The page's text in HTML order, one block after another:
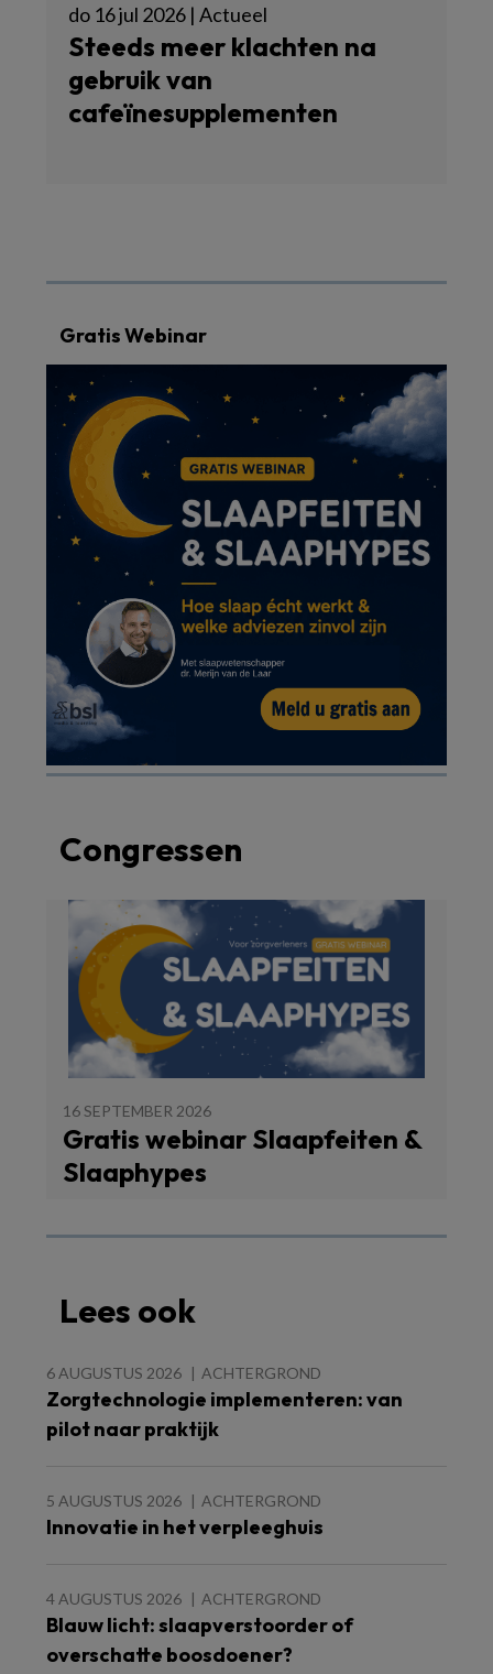
do 16 jul 2026 | Actueel
Steeds meer klachten na
gebruik van
cafeïnesupplementen
Gratis Webinar
Congressen
16 SEPTEMBER 2026
Gratis webinar Slaapfeiten &
Slaaphypes
Lees ook
6 AUGUSTUS 2026 ACHTERGROND
Zorgtechnologie implementeren: van
pilot naar praktijk
5 AUGUSTUS 2026 ACHTERGROND
Innovatie in het verpleeghuis
4 AUGUSTUS 2026 ACHTERGROND
Blauw licht: slaapverstoorder of
overschatte boosdoener?